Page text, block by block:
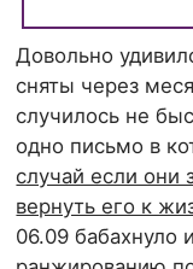
Довольно
сняты через
случилось не
одно письмо в
случай если они
вернуть его к
06.09 бабахнуло